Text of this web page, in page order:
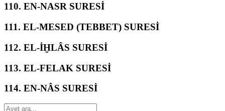
110. EN-NASR SURESİ
111. EL-MESED (TEBBET) SURESİ
112. EL-İḪLÂS SURESİ
113. EL-FELAK SURESİ
114. EN-NÂS SURESİ